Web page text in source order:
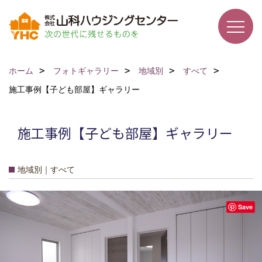
ホーム フォトギャラリー 地域別
すべて
施工事例【子ども部屋】ギャラリー
施工事例【子ども部屋】ギャラリー
地域別｜すべて
Save